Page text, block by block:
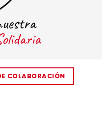
COLABORACIÓN